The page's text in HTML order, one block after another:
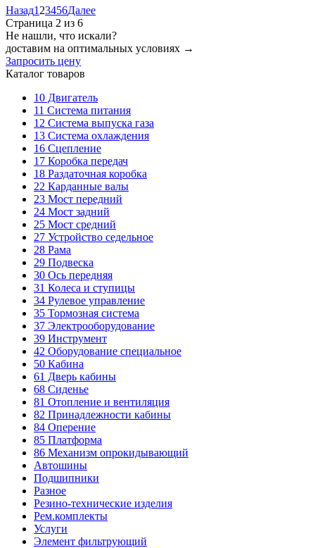
Назад1 23456Далее
Страница 2 из 6
Не нашли, что искали?
доставим на оптимальных условиях →
Запросить цену
Каталог товаров
10 Двигатель
11 Система питания
12 Система выпуска газа
13 Система охлаждения
16 Сцепление
17 Коробка передач
18 Раздаточная коробка
22 Карданные валы
23 Мост передний
24 Мост задний
25 Мост средний
27 Устройство седельное
28 Рама
29 Подвеска
30 Ось передняя
31 Колеса и ступицы
34 Рулевое управление
35 Тормозная система
37 Электрооборудование
39 Инструмент
42 Оборудование специальное
50 Кабина
61 Дверь кабины
68 Сиденье
81 Отопление и вентиляция
82 Принадлежности кабины
84 Оперение
85 Платформа
86 Механизм опрокидывающий
Автошины
Подшипники
Разное
Резино-технические изделия
Рем.комплекты
Услуги
Элемент фильтрующий